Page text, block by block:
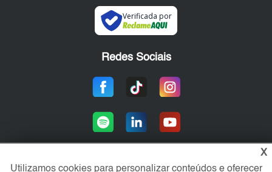
Verificada por
Redes Sociais
X
Utilizamos cookies para personalizar conteúdos e oferecer